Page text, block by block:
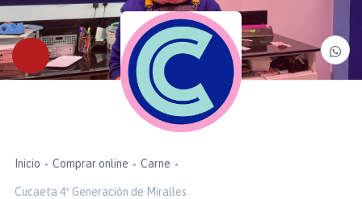
Inicio Comprar online Carne
Cucaeta 4ª Generación de Miralles